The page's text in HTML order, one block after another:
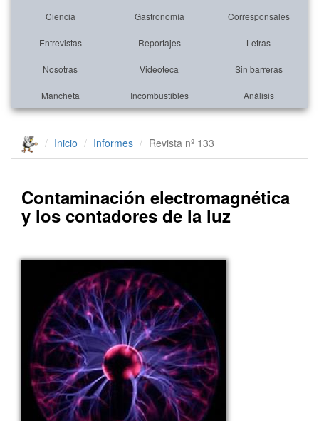
Ciencia Gastronomía Corresponsales
Entrevistas Reportajes Letras
Nosotras Videoteca Sin barreras
Mancheta Incombustibles Análisis
Inicio Informes Revista nº 133
Contaminación electromagnética
y los contadores de la luz